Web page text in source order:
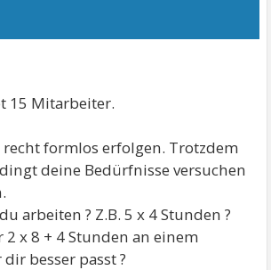
15 Mitarbeiter.
recht formlos erfolgen. Trotzdem
deine Bedürfnisse versuchen
arbeiten ? Z.B. 5 x 4 Stunden ?
x 8 + 4 Stunden an einem
besser passt ?